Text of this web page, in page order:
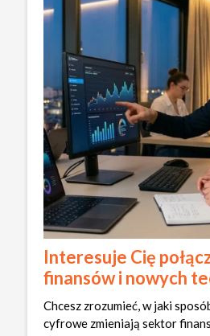
Interesuje Cię
finansów i nowych
Chcesz zrozumieć, w jaki
cyfrowe zmieniają sektor